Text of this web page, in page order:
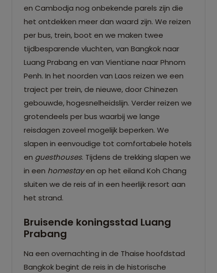
en Cambodja nog onbekende parels zijn die
het ontdekken meer dan waard zijn. We reizen
per bus, trein, boot en we maken twee
tijdbesparende vluchten, van Bangkok naar
Luang Prabang en van Vientiane naar Phnom
Penh. In het noorden van Laos reizen we een
traject per trein, de nieuwe, door Chinezen
gebouwde, hogesnelheidslijn. Verder reizen we
grotendeels per bus waarbij we lange
reisdagen zoveel mogelijk beperken. We
slapen in eenvoudige tot comfortabele hotels
en guesthouses. Tijdens de trekking slapen we
in een homestayen op het eiland Koh Chang
sluiten we de reis af in een heerlijk resort aan
het strand.
Bruisende koningsstad Luang
Prabang
Na een overnachting in de Thaise hoofdstad
Bangkok begint de reis in de historische